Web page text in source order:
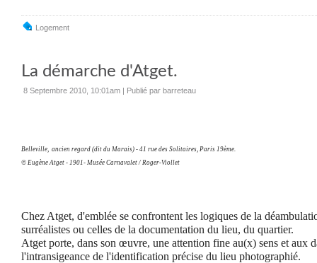
Logement
La démarche d'Atget.
8 Septembre 2010, 10:01am | Publié par barreteau
Belleville, ancien regard (dit du Marais) - 41 rue des Solitaires, Paris 19ème.
© Eugène Atget - 1901- Musée Carnavalet / Roger-Viollet
Chez Atget, d'emblée se confrontent les logiques de la
surréalistes ou celles de la documentation du lieu, du quartier.
Atget porte, dans son œuvre, une attention fine au(x) sens et aux
l'intransigeance de l'identification précise du lieu photographié.